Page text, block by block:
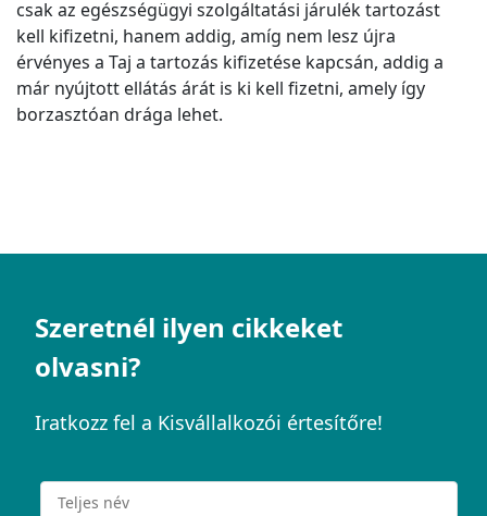
csak az egészségügyi szolgáltatási járulék tartozást
kell kifizetni, hanem addig, amíg nem lesz újra
érvényes a Taj a tartozás kifizetése kapcsán, addig a
már nyújtott ellátás árát is ki kell fizetni, amely így
borzasztóan drága lehet.
Szeretnél ilyen cikkeket
olvasni?
Iratkozz fel a Kisvállalkozói értesítőre!